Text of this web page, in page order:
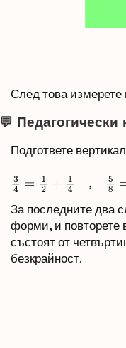
След това измерете
💬 Педагогически
Подгответе
34 =1 2+14 , 8=
За последните два
форми, и повторете
състоят от
безкрайност.